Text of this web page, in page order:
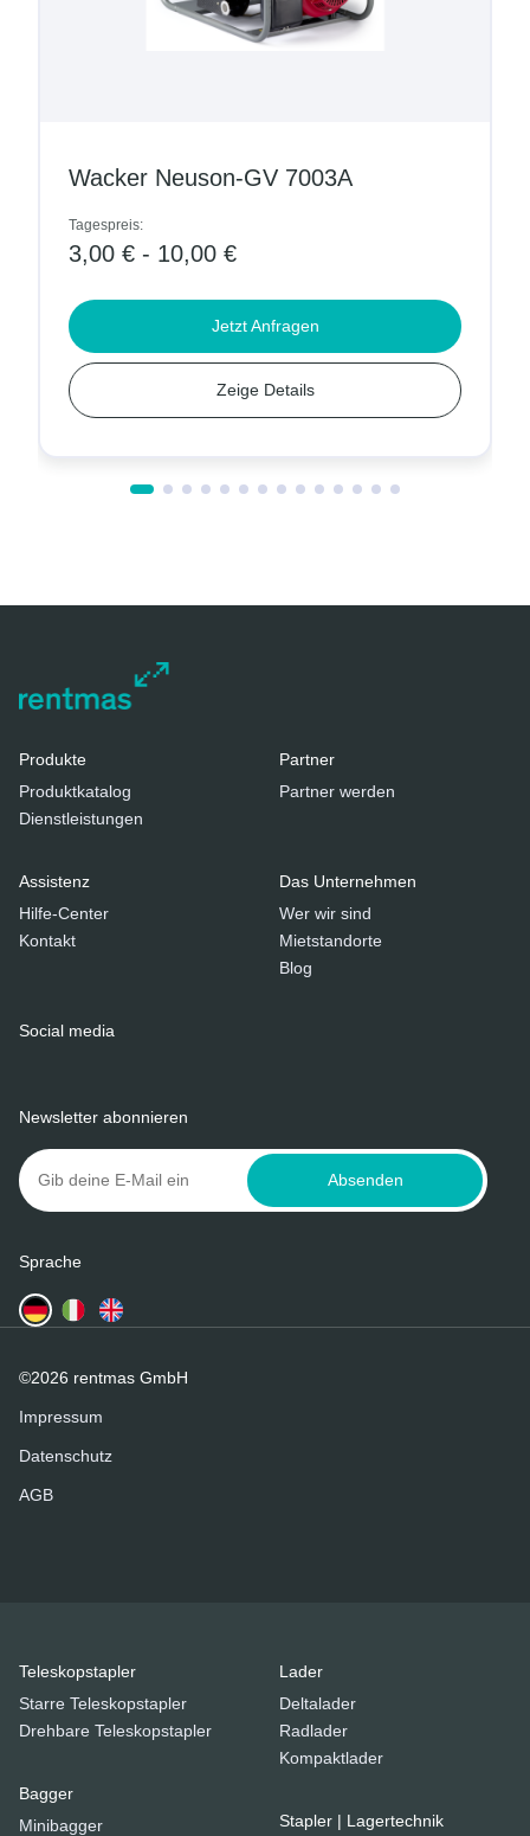
Wacker Neuson-GV 7003A
Tagespreis:
3,00 € - 10,00 €
Zeige Details
Jetzt Anfragen
Produkte
Produktkatalog
Dienstleistungen
Partner
Partner werden
Assistenz
Hilfe-Center
Kontakt
Das Unternehmen
Wer wir sind
Mietstandorte
Blog
Social media
Newsletter abonnieren
Absenden
Sprache
Teleskopstapler
Starre Teleskopstapler
Drehbare Teleskopstapler
Bagger
Minibagger
Lader
Deltalader
Radlader
Kompaktlader
Stapler | Lagertechnik
©2026 rentmas GmbH
Impressum
Datenschutz
AGB